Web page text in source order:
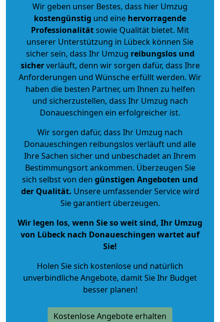
Wir geben unser Bestes, dass hier Umzug
kostengünstig und eine hervorragende
Professionalitätsowie Qualität bietet. Mit
unserer Unterstützung in Lübeck können Sie
sicher sein, dass Ihr Umzug reibungslos und
sicherverläuft, denn wir sorgen dafür, dass Ihre
Anforderungen und Wünsche erfüllt werden. Wir
haben die besten Partner, um Ihnen zu helfen
und sicherzustellen, dass Ihr Umzug nach
Donaueschingen ein erfolgreicher ist.
Wir sorgen dafür, dass Ihr Umzug nach
Donaueschingen reibungslos verläuft und alle
Ihre Sachen sicher und unbeschadet an Ihrem
Bestimmungsort ankommen. Überzeugen Sie
sich selbst von den günstigen Angeboten und
der Qualität. Unsere umfassender Service wird
Sie garantiert überzeugen.
Wir legen los, wenn Sie so weit sind, Ihr Umzug
von Lübeck nach Donaueschingen wartet auf
Sie!
Holen Sie sich kostenlose und natürlich
unverbindliche Angebote, damit Sie Ihr Budget
besser planen!
Kostenlose Angebote erhalten